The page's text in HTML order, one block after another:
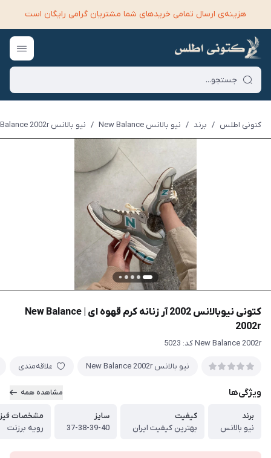
هزینه‌ی ارسال تمامی خرید‌های شما مشتریان گرامی رایگان است
کتونی اطلس / برند / نیو بالانس New Balance / نیو بالانس New Balance 2002r
کتونی نیوبالانس 2002 آر زنانه کرم قهوه ای | New Balance
2002r
New Balance 2002r کد: 5023
نیو بالانس New Balance 2002r علاقه‌مندی
ویژگی‌ها مشاهده همه
برند
نیو بالانس
کیفیت
بهترین کیفیت ایران
سایز
37-38-39-40
مشخصات
رویه برزنت